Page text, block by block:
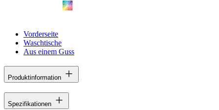
Vorderseite
Waschtische
Aus einem Guss
Produktinformation
Spezifikationen